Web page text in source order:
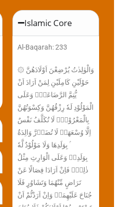
Islamic Core
Al-Baqarah: 233
۞ وَالْوٰلِدٰتُ يُرْضِعْنَ اَوْلَادَهُنَّ
حَوْلَيْنِ كَامِلَيْنِ لِمَنْ اَرَادَ اَنْ
يُّتِمَّ الرَّضَاعَةَۗ وَعَلَى
الْمَوْلُوْدِ لَهٗ رِزْقُهُنَّ وَكِسْوَتُهُنَّ
بِالْمَعْرُوْفِۗ لَا تُكَلَّفُ نَفْسٌ
اِلَّا وُسْعَهَاۚ لَا تُضَاۤرَّ وَالِدَةٌ
ۢ بِوَلَدِهَا وَلَا مَوْلُوْدٌ لَّهٗ
بِوَلَدِهٖ وَعَلَى الْوَارِثِ مِثْلُ
ذٰلِكَۚ فَاِنْ اَرَادَا فِصَالًا عَنْ
تَرَاضٍ مِّنْهُمَا وَتَشَاوُرٍ فَلَا
جُنَاحَ عَلَيْهِمَاۗ وَاِنْ اَرَدْتُّمْ اَنْ